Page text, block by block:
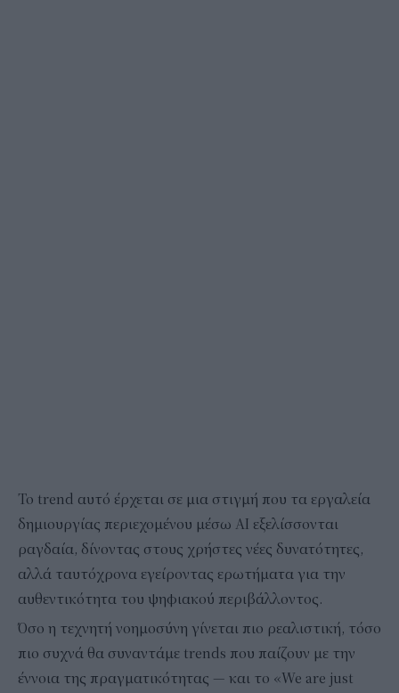
Το trend αυτό έρχεται σε μια στιγμή που τα εργαλεία
δημιουργίας περιεχομένου μέσω AI εξελίσσονται
ραγδαία, δίνοντας στους χρήστες νέες δυνατότητες,
αλλά ταυτόχρονα εγείροντας ερωτήματα για την
αυθεντικότητα του ψηφιακού περιβάλλοντος.
Όσο η τεχνητή νοημοσύνη γίνεται πιο ρεαλιστική, τόσο
πιο συχνά θα συναντάμε trends που παίζουν με την
έννοια της πραγματικότητας — και το «We are just